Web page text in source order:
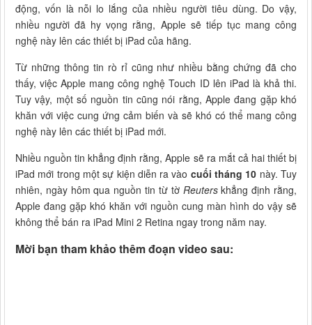
động, vốn là nỗi lo lắng của nhiều người tiêu dùng. Do vậy,
nhiều người đã hy vọng rằng, Apple sẽ tiếp tục mang công
nghệ này lên các thiết bị iPad của hãng.
Từ những thông tin rò rỉ cũng như nhiều bằng chứng đã cho
thấy, việc Apple mang công nghệ Touch ID lên iPad là khả thi.
Tuy vậy, một số nguồn tin cũng nói rằng, Apple đang gặp khó
khăn với việc cung ứng cảm biến và sẽ khó có thể mang công
nghệ này lên các thiết bị iPad mới.
Nhiều nguồn tin khẳng định rằng, Apple sẽ ra mắt cả hai thiết bị
iPad mới trong một sự kiện diễn ra vào cuối tháng 10 này. Tuy
nhiên, ngày hôm qua nguồn tin từ tờ Reuterskhẳng định rằng,
Apple đang gặp khó khăn với nguồn cung màn hình do vậy sẽ
không thể bán ra iPad Mini 2 Retina ngay trong năm nay.
Mời bạn tham khảo thêm đoạn video sau: